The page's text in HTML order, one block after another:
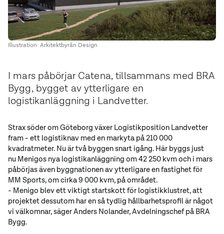
I mars påbörjar Catena, tillsammans med BRA
Bygg, bygget av ytterligare en
logistikanläggning i Landvetter.
Illustration: Arkitektbyrån Design
Strax söder om Göteborg växer Logistikposition Landvetter
fram - ett logistiknav med en markyta på 210 000
kvadratmeter. Nu är två byggen snart igång. Här byggs just
nu Menigos nya logistikanläggning om 42 250 kvm och i mars
påbörjas även byggnationen av ytterligare en fastighet för
MM Sports, om cirka 9 000 kvm, på området.
- Menigo blev ett viktigt startskott för logistikklustret, att
projektet dessutom har en så tydlig hållbarhetsprofil är något
vi välkomnar, säger Anders Nolander, Avdelningschef på BRA
Bygg.